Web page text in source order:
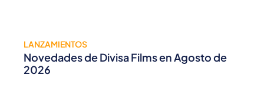
LANZAMIENTOS
Novedades de Divisa Films en Agosto de
2026